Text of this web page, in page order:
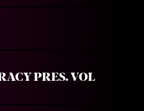
PRES. VOL